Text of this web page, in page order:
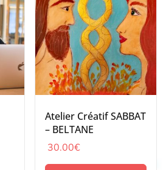
Atelier Créatif SABBAT
– BELTANE
30.00€